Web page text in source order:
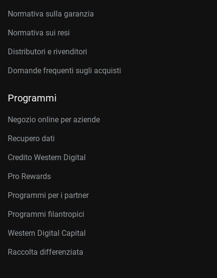
Normativa sulla garanzia
Normativa sui resi
Distributori e rivenditori
Domande frequenti sugli acquisti
Programmi
Negozio online per aziende
Recupero dati
Credito Western Digital
Pro Rewards
Programmi per i partner
Programmi filantropici
Western Digital Capital
Raccolta differenziata